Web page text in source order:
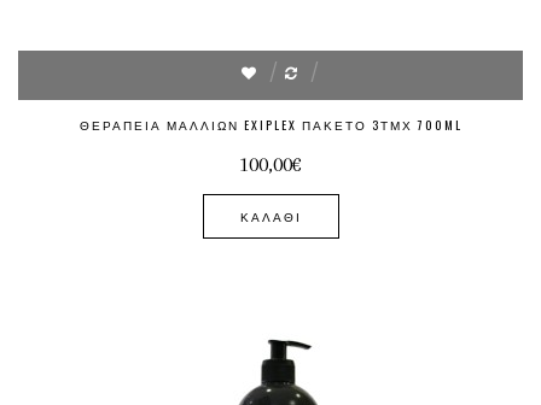
ΘΕΡΑΠΕΊΑ ΜΑΛΛΙΏΝ EXIPLEX ΠΑΚΈΤΟ 3ΤΜΧ 700ML
100,00€
ΚΑΛΆΘΙ